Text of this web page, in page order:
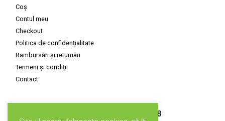
Coș
Contul meu
Checkout
Politica de confidențialitate
Rambursări și returnări
Termeni și condiții
Contact
Susținuți de CLIMATE-KIC GRANT, 2018